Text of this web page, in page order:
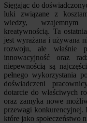
Sięgając do
luki związane z
wiedzy,
kreatywnością. Ta
jest wyrażana i używana
rozwoju, ale właśnie
innowacyjność oraz
niepewnością są
pełnego wykorzystania
doświadczeni
dotarcie do właściwych
oraz zamyka nowe
przewagi konkurencyjnej.
które jako społeczeństwo